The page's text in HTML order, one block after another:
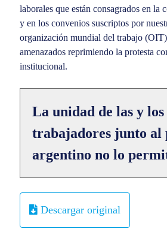
laborales que están consagrados en la
y en los convenios suscriptos por
organización mundial del trabajo (OIT)
amenazados reprimiendo la protesta
institucional.
La unidad de las y los
trabajadores junto al
argentino no lo
Descargar original